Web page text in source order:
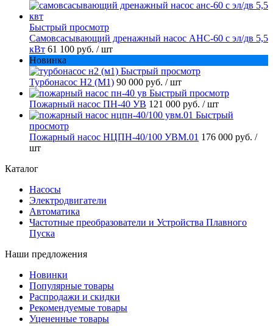
Быстрый просмотр
Самовсасывающий дренажный насос АНС-60 с эл/дв 5,5
кВт 61 100 руб. / шт
Новинка
Быстрый просмотр
Турбонасос Н2 (М1) 90 000 руб. / шт
Быстрый просмотр
Пожарный насос ПН-40 УВ 121 000 руб. / шт
Быстрый
просмотр
Пожарный насос НЦПН-40/100 УВМ.01 176 000 руб. /
шт
Каталог
Насосы
Электродвигатели
Автоматика
Частотные преобразователи и Устройства Плавного
Пуска
Наши предложения
Новинки
Популярные товары
Распродажи и скидки
Рекомендуемые товары
Уцененные товары